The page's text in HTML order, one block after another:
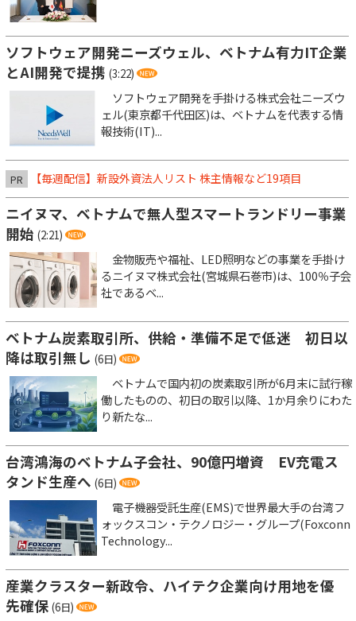
ソフトウェア開発ニーズウェル、ベトナム有力IT企業
とAI開発で提携 (3:22)
ソフトウェア開発を手掛ける株式会社ニーズウ
ェル(東京都千代田区)は、ベトナムを代表する情
報技術(IT)...
PR 【毎週配信】新設外資法人リスト 株主情報など19項目
ニイヌマ、ベトナムで無人型スマートランドリー事業
開始 (2:21)
金物販売や福祉、LED照明などの事業を手掛け
るニイヌマ株式会社(宮城県石巻市)は、100％子会
社であるベ...
ベトナム炭素取引所、供給・準備不足で低迷 初日以
降は取引無し (6日)
ベトナムで国内初の炭素取引所が6月末に試行稼
働したものの、初日の取引以降、1か月余りにわた
り新たな...
台湾鴻海のベトナム子会社、90億円増資 EV充電ス
タンド生産へ (6日)
電子機器受託生産(EMS)で世界最大手の台湾フ
ォックスコン・テクノロジー・グループ(Foxconn
Technology...
産業クラスター新政令、ハイテク企業向け用地を優
先確保 (6日)